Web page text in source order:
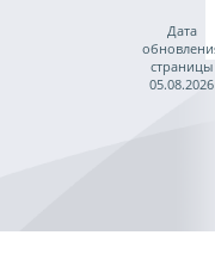
Дата
страницы
05.08.2026